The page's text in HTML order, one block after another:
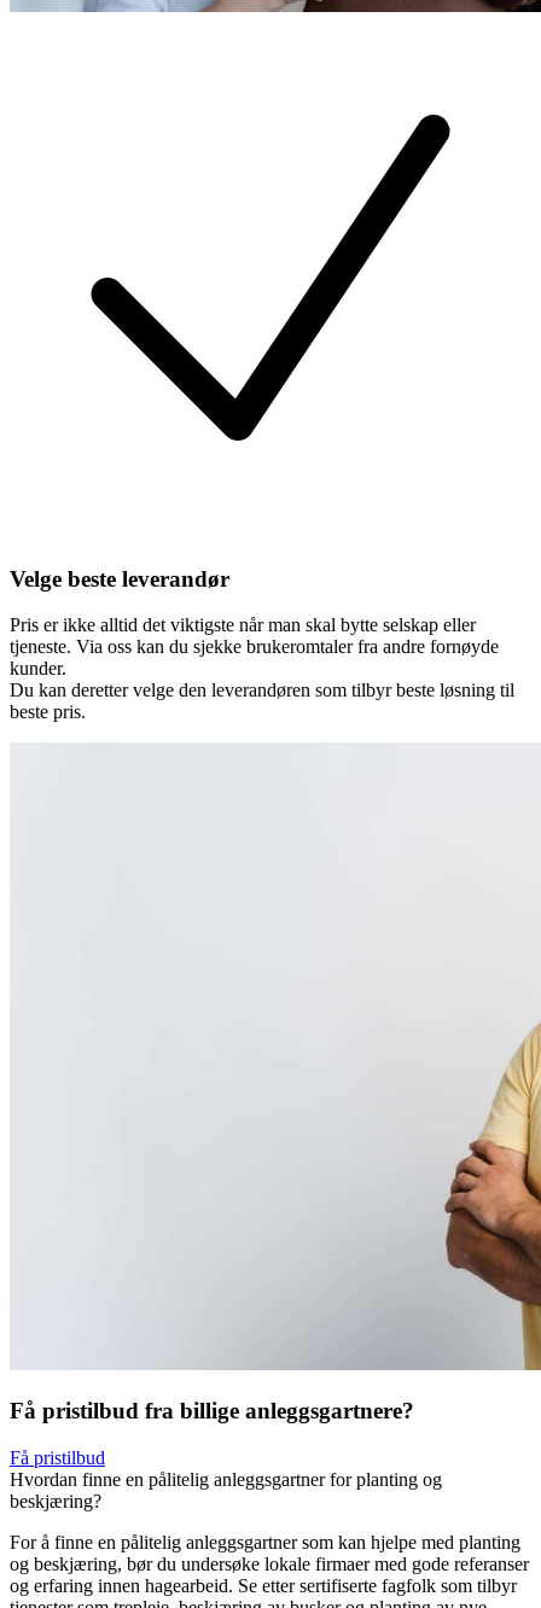
Velge beste leverandør
Pris er ikke alltid det viktigste når man skal bytte selskap eller
tjeneste. Via oss kan du sjekke brukeromtaler fra andre fornøyde
kunder.
Du kan deretter velge den leverandøren som tilbyr beste løsning til
beste pris.
Få pristilbud fra billige anleggsgartnere?
Få pristilbud
Hvordan finne en pålitelig anleggsgartner for planting og
beskjæring?
For å finne en pålitelig anleggsgartner som kan hjelpe med planting
og beskjæring, bør du undersøke lokale firmaer med gode referanser
og erfaring innen hagearbeid. Se etter sertifiserte fagfolk som tilbyr